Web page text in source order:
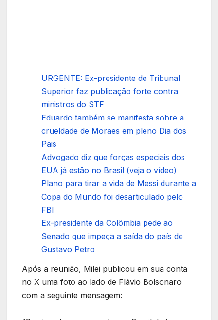
URGENTE: Ex-presidente de Tribunal
Superior faz publicação forte contra
ministros do STF
Eduardo também se manifesta sobre a
crueldade de Moraes em pleno Dia dos
Pais
Advogado diz que forças especiais dos
EUA já estão no Brasil (veja o vídeo)
Plano para tirar a vida de Messi durante a
Copa do Mundo foi desarticulado pelo
FBI
Ex-presidente da Colômbia pede ao
Senado que impeça a saída do país de
Gustavo Petro
Após a reunião, Milei publicou em sua conta
no X uma foto ao lado de Flávio Bolsonaro
com a seguinte mensagem: